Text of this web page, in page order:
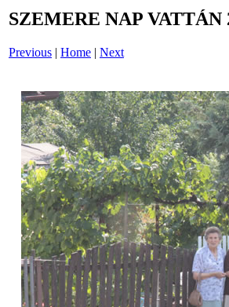
SZEMERE NAP VATTÁN
Previous | Home | Next